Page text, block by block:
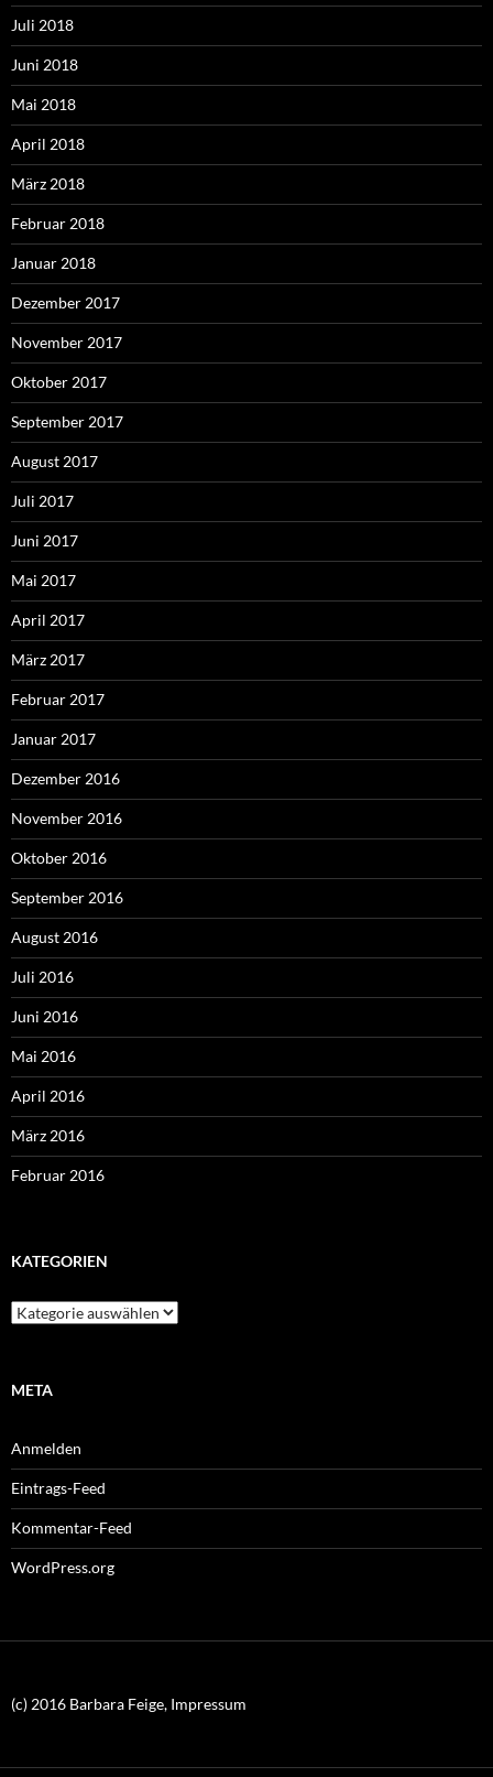
Juli 2018
Juni 2018
Mai 2018
April 2018
März 2018
Februar 2018
Januar 2018
Dezember 2017
November 2017
Oktober 2017
September 2017
August 2017
Juli 2017
Juni 2017
Mai 2017
April 2017
März 2017
Februar 2017
Januar 2017
Dezember 2016
November 2016
Oktober 2016
September 2016
August 2016
Juli 2016
Juni 2016
Mai 2016
April 2016
März 2016
Februar 2016
KATEGORIEN
Kategorien
META
Anmelden
Eintrags-Feed
Kommentar-Feed
WordPress.org
(c) 2016 Barbara Feige, Impressum